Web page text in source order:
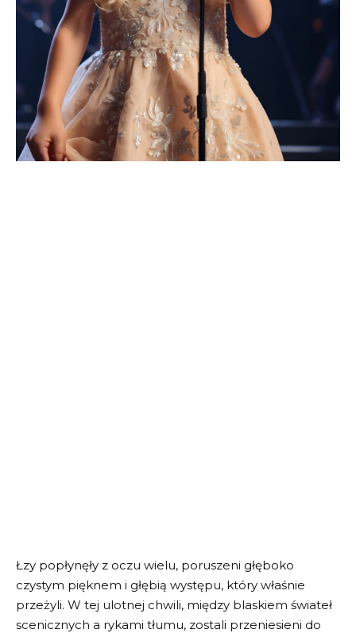
Łzy popłynęły z oczu wielu, poruszeni głęboko
czystym pięknem i głębią występu, który właśnie
przeżyli. W tej ulotnej chwili, między blaskiem świateł
scenicznych a rykami tłumu, zostali przeniesieni do